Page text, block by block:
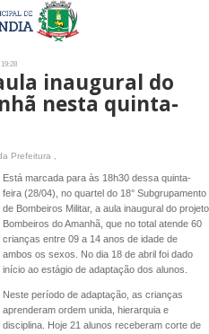
inaugural do
nesta quinta-
Prefeitura ,
Está marcada para às 18h30 dessa quinta-
feira (28/04), no quartel do 18° Subgrupamento
de Bombeiros Militar, a aula inaugural do projeto
Bombeiros do Amanhã, que no total atende 60
crianças entre 09 a 14 anos de idade de
ambos os sexos. No dia 18 de abril foi dado
início ao estágio de adaptação dos alunos.
Neste período de adaptação, as crianças
aprenderam ordem unida, hierarquia e
disciplina. Hoje 21 alunos receberam corte de